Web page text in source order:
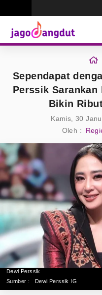
Sependapat
Perssik Sarankan
Bikin
Kamis, 30
Oleh :
Dewi Perssik
Sumber :
Dewi Perssik IG